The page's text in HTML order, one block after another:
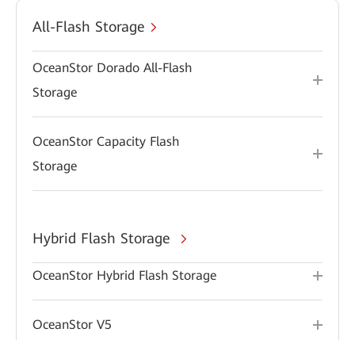
All-Flash Storage
OceanStor Dorado All-Flash
Storage
OceanStor Capacity Flash
Storage
Hybrid Flash Storage
OceanStor Hybrid Flash Storage
OceanStor V5